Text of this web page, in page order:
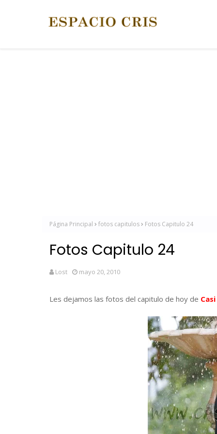
Página Principal fotos capitulos Fotos Capitulo 24
Fotos Capitulo 24
Lost mayo 20, 2010
Les dejamos las fotos del capitulo de hoy de